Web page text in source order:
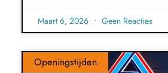
Maart 6, 2026 Geen Reacties
Openingstijden